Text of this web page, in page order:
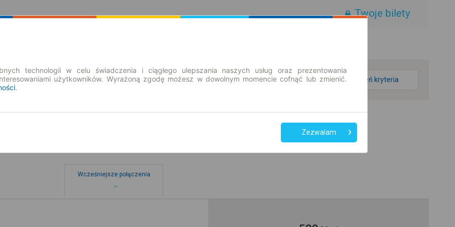
Twoje bilety
zmień kryteria
Wcześniejsze połączenia
technologii w celu świadczenia i ciągłego ulepszania naszych usług oraz prezentowania
użytkowników. Wyrażoną zgodę możesz w dowolnym momencie cofnąć lub zmienić.
.
Zezwalam